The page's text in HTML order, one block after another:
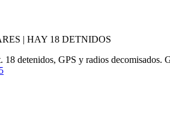
| HAY 18 DETNIDOS
detenidos, GPS y radios decomisados.